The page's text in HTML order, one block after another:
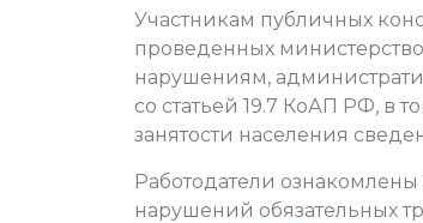
Участникам публичных
проведенных
нарушениям,
со статьей 19.7 КоАП РФ, в
занятости населения
Работодатели
нарушений обязательных